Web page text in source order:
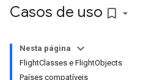
Casos de uso bookmark_border
Nesta página
FlightClasses e FlightObjects
Países compatíveis